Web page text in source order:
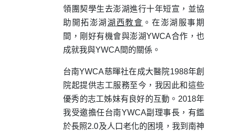
領團契學生去澎湖進行十年短宣，並協
助開拓澎湖 湖西教會 。在澎湖服事期
間，剛好有機會與澎湖YWCA合作，也
成就我與YWCA間的關係。
台南YWCA慈暉社在成大醫院1988年創
院起提供志工服務至今，我因此和這些
優秀的志工姊妹有良好的互動。2018年
我受邀擔任台南YWCA副理事長，有鑑
於長照2.0及人口老化的困境，我到南神